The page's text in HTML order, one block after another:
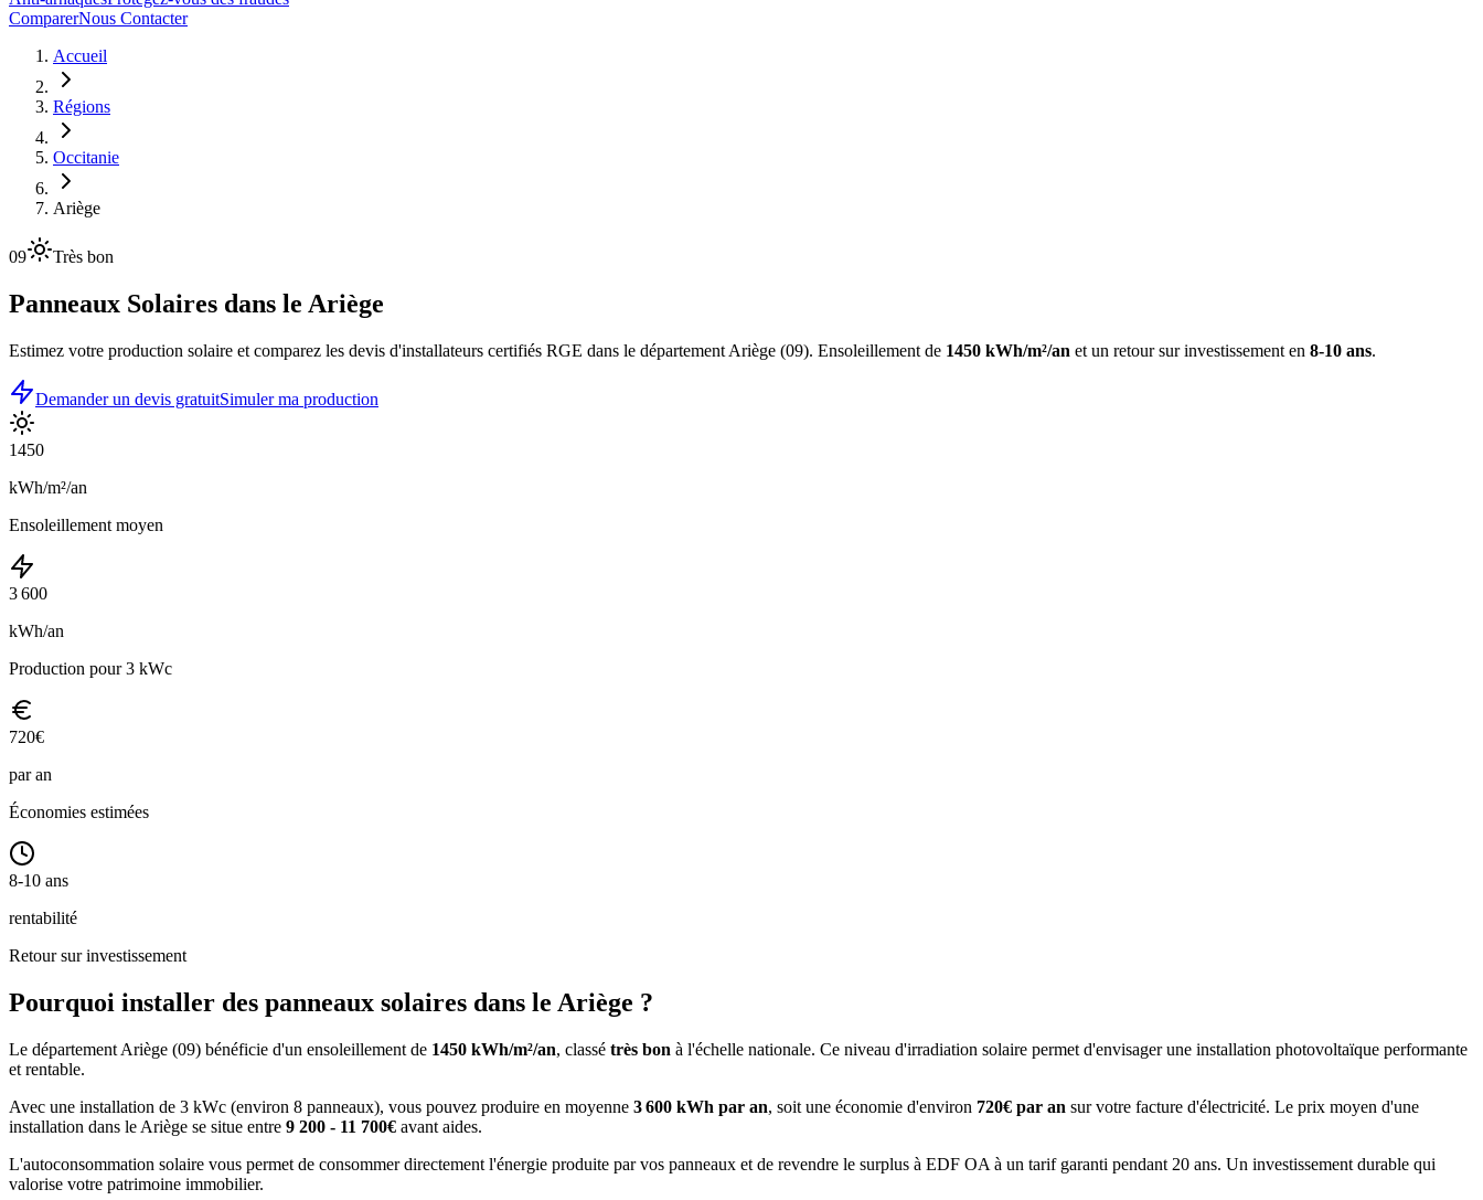
ComparerNous Contacter
Accueil
Régions
Occitanie
Ariège
09 Très bon
Panneaux Solaires dans le Ariège
Estimez votre production solaire et comparez les devis d'installateurs certifiés RGE dans le département Ariège (09). Ensoleillement de 1450 kWh/m²/an et un retour sur investissement en 8-10 ans.
Demander un devis gratuitSimuler ma production
1450
kWh/m²/an
Ensoleillement moyen
3 600
kWh/an
Production pour 3 kWc
720€
par an
Économies estimées
8-10 ans
rentabilité
Retour sur investissement
Pourquoi installer des panneaux solaires dans le Ariège ?
Le département Ariège (09) bénéficie d'un ensoleillement de 1450 kWh/m²/an, classé très bon à l'échelle nationale. Ce niveau d'irradiation solaire permet d'envisager une installation photovoltaïque performante
et rentable.
Avec une installation de 3 kWc (environ 8 panneaux), vous pouvez produire en moyenne 3 600 kWh par an, soit une économie d'environ 720€ par an sur votre facture d'électricité. Le prix moyen d'une
installation dans le Ariège se situe entre 9 200 - 11 700€ avant aides.
L'autoconsommation solaire vous permet de consommer directement l'énergie produite par vos panneaux et de revendre le surplus à EDF OA à un tarif garanti pendant 20 ans. Un investissement durable qui
valorise votre patrimoine immobilier.